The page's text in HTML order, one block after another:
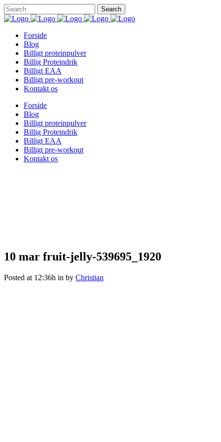
Forside
Blog
Billigt proteinpulver
Billig Proteindrik
Billigt EAA
Billigt pre-workout
Kontakt os
Forside
Blog
Billigt proteinpulver
Billig Proteindrik
Billigt EAA
Billigt pre-workout
Kontakt os
10 mar fruit-jelly-539695_1920
Posted at 12:36h in by Christian